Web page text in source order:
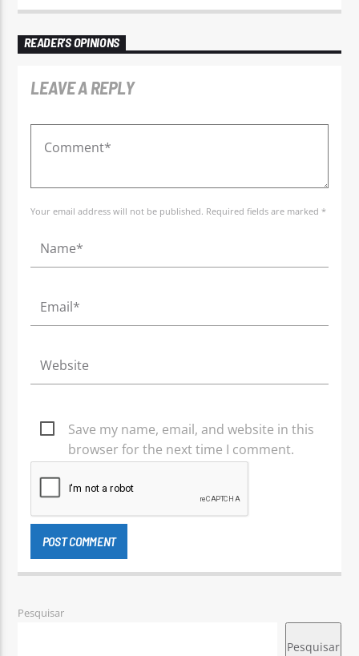
READER'S OPINIONS
LEAVE A REPLY
Your email address will not be published. Required fields are marked *
Save my name, email, and website in this
browser for the next time I comment.
Pesquisar
Pesquisar